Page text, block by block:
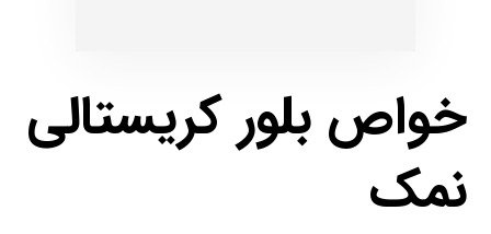
خواص بلور کریستالی
نمک